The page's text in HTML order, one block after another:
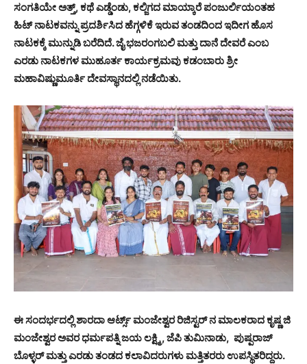
ಸಂಗತಿಯೇ ಅತ್ತ್, ಕಥೆ ಎಡ್ಡೆಂಡು, ಕಲ್ಜಿಗದ ಮಾಯ್ಕಾರೆ ಪಂಜುರ್ಲಿಯಂತಹ
ಹಿಟ್ ನಾಟಕವನ್ನು ಪ್ರದರ್ಶಿಸಿದ ಹೆಗ್ಗಳಿಕೆ ಇರುವ ತಂಡದಿಂದ ಇದೀಗ ಹೊಸ
ನಾಟಕಕ್ಕೆ ಮುನ್ನುಡಿ ಬರೆದಿದೆ. ಜೈ ಭಜರಂಗಬಲಿ ಮತ್ತು ದಾನೆ ದೇವರೆ ಎಂಬ
ಎರಡು ನಾಟಕಗಳ ಮುಹೂರ್ತ ಕಾರ್ಯಕ್ರಮವು ಕಡಂಬಾರು ಶ್ರೀ
ಮಹಾವಿಷ್ಣುಮೂರ್ತಿ ದೇವಸ್ಥಾನದಲ್ಲಿ ನಡೆಯಿತು.
ಈ ಸಂದರ್ಭದಲ್ಲಿ ಶಾರದಾ ಆರ್ಟ್ಸ್ ಮಂಜೇಶ್ವರ ರಿಜಿಸ್ಟರ್ ನ ಮಾಲಕರಾದ ಕೃಷ್ಣ ಜಿ
ಮಂಜೇಶ್ವರ ಅವರ ಧರ್ಮಪತ್ನಿ ಜಯ ಲಕ್ಷ್ಮಿ , ಜೆಪಿ ತುಮಿನಾಡು, ಪುಷ್ಪರಾಜ್
ಬೊಳ್ಳರ್ ಮತ್ತು ಎರಡು ತಂಡದ ಕಲಾವಿದರುಗಳು ಮತ್ತಿತರರು ಉಪಸ್ಥಿತರಿದ್ದರು.